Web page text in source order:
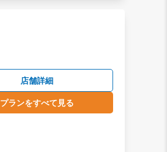
店舗詳細
プランをすべて見る